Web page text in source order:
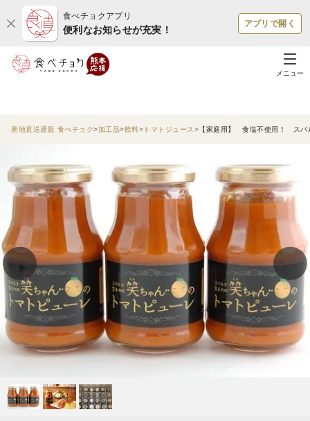
食べチョクアプリ
便利なお知らせが充実！
アプリで開く
メニュー
産地直送通販 食べチョク 加工品 飲料 トマトジュース 【家庭用】 食塩不使用！ スパ